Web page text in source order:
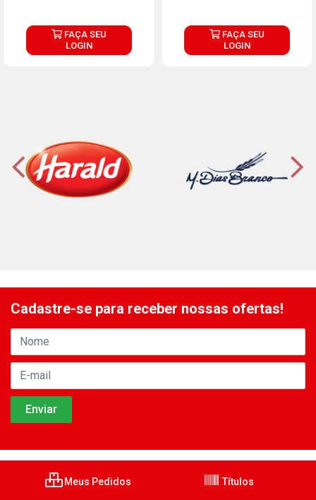
FAÇA SEU
LOGIN
FAÇA SEU
LOGIN
Cadastre-se para receber nossas ofertas!
Meus Pedidos Títulos